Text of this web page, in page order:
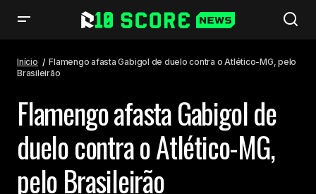
Início
Flamengo afasta Gabigol de duelo contra o Atlético-MG, pelo
Brasileirão
Flamengo afasta Gabigol de
duelo contra o Atlético-MG,
pelo Brasileirão